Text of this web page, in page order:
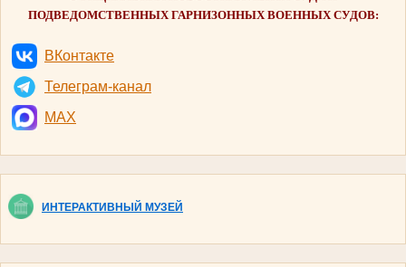
ПОДВЕДОМСТВЕННЫХ ГАРНИЗОННЫХ ВОЕННЫХ СУДОВ:
ВКонтакте
Телеграм-канал
MAX
ИНТЕРАКТИВНЫЙ МУЗЕЙ